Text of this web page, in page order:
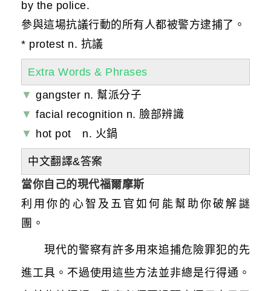
by the police.
參與這場抗議行動的所有人都被警方逮捕了。
* protest n. 抗議
Extra Words & Phrases
▼ gangster n. 幫派分子
▼ facial recognition n. 臉部辨識
▼ hot pot n. 火鍋
中文翻譯&答案
當你自己的現代福爾摩斯
利用你的心智及五官如何能幫助你破解謎
團。
現代的警察有許多用來追捕危險罪犯的先
進工具。不過使用這些方法並非總是行得通。